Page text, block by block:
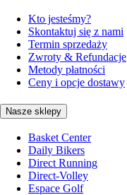
Kto jesteśmy?
Skontaktuj się z nami
Termin sprzedaży
Zwroty & Refundacje
Metody płatności
Ceny i opcje dostawy
Nasze sklepy
Basket Center
Daily Bikers
Direct Running
Direct-Volley
Espace Golf